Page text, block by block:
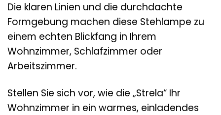
Die klaren Linien und die durchdachte
Formgebung machen diese Stehlampe zu
einem echten Blickfang in Ihrem
Wohnzimmer, Schlafzimmer oder
Arbeitszimmer.
Stellen Sie sich vor, wie die „Strela“ Ihr
Wohnzimmer in ein warmes, einladendes